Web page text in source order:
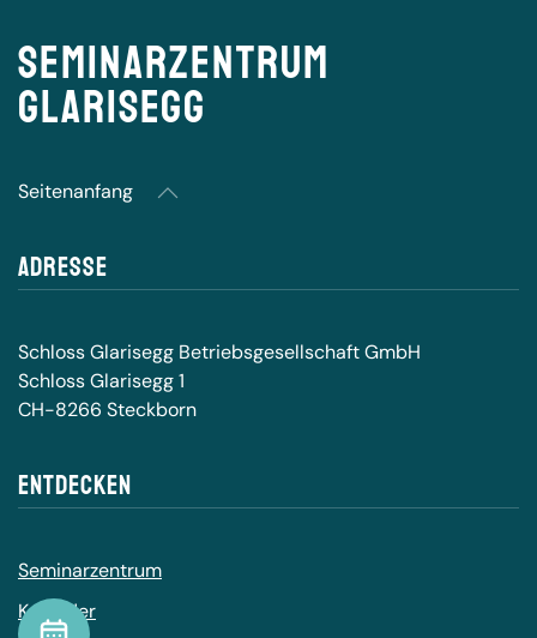
Seminarzentrum
Glarisegg
Seitenanfang
Adresse
Schloss Glarisegg Betriebsgesellschaft GmbH
Schloss Glarisegg 1
CH-8266 Steckborn
Entdecken
Seminarzentrum
Kalender